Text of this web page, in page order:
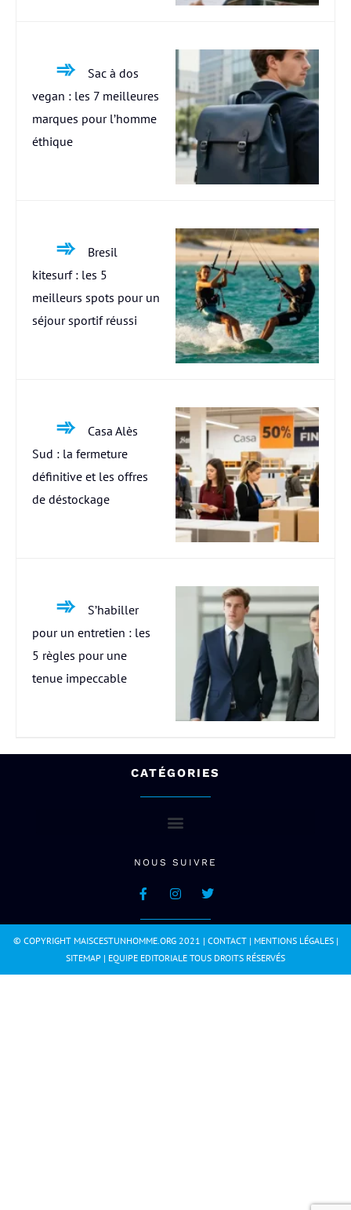
Sac à dos
vegan : les 7 meilleures
marques pour l’homme
éthique
Bresil
kitesurf : les 5
meilleurs spots pour un
séjour sportif réussi
Casa Alès
Sud : la fermeture
définitive et les offres
de déstockage
S’habiller
pour un entretien : les
5 règles pour une
tenue impeccable
CATÉGORIES
NOUS SUIVRE
© COPYRIGHT MAISCESTUNHOMME.ORG 2021 | CONTACT| MENTIONS LÉGALES|
SITEMAP | EQUIPE EDITORIALE TOUS DROITS RÉSERVÉS